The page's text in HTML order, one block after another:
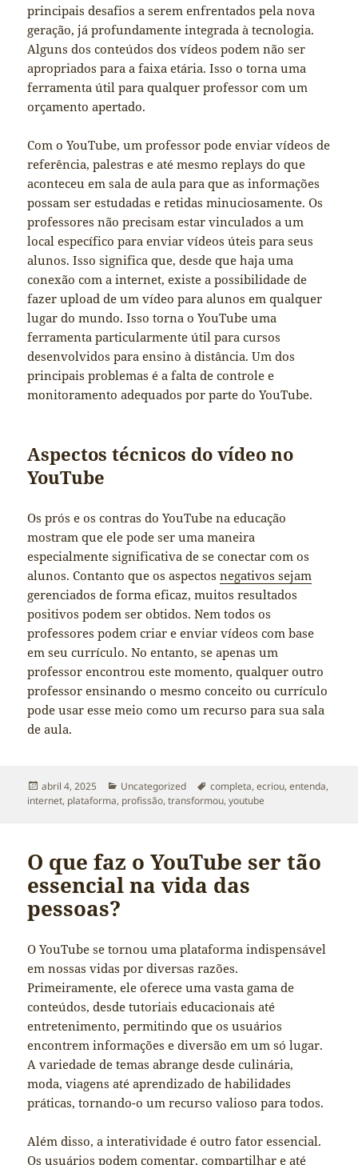
principais desafios a serem enfrentados pela nova
geração, já profundamente integrada à tecnologia.
Alguns dos conteúdos dos vídeos podem não ser
apropriados para a faixa etária. Isso o torna uma
ferramenta útil para qualquer professor com um
orçamento apertado.
Com o YouTube, um professor pode enviar vídeos de
referência, palestras e até mesmo replays do que
aconteceu em sala de aula para que as informações
possam ser estudadas e retidas minuciosamente. Os
professores não precisam estar vinculados a um
local específico para enviar vídeos úteis para seus
alunos. Isso significa que, desde que haja uma
conexão com a internet, existe a possibilidade de
fazer upload de um vídeo para alunos em qualquer
lugar do mundo. Isso torna o YouTube uma
ferramenta particularmente útil para cursos
desenvolvidos para ensino à distância. Um dos
principais problemas é a falta de controle e
monitoramento adequados por parte do YouTube.
Aspectos técnicos do vídeo no
YouTube
Os prós e os contras do YouTube na educação
mostram que ele pode ser uma maneira
especialmente significativa de se conectar com os
alunos. Contanto que os aspectosnegativos sejam
gerenciados de forma eficaz, muitos resultados
positivos podem ser obtidos. Nem todos os
professores podem criar e enviar vídeos com base
em seu currículo. No entanto, se apenas um
professor encontrou este momento, qualquer outro
professor ensinando o mesmo conceito ou currículo
pode usar esse meio como um recurso para sua sala
de aula.
Publicado
em
abril 4, 2025 Categorias
Uncategorized Tags
completa,ecriou,entenda,
internet, plataforma, profissão,transformou,youtube
O que faz o YouTube ser tão
essencial na vida das
pessoas?
O YouTube se tornou uma plataforma indispensável
em nossas vidas por diversas razões.
Primeiramente, ele oferece uma vasta gama de
conteúdos, desde tutoriais educacionais até
entretenimento, permitindo que os usuários
encontrem informações e diversão em um só lugar.
A variedade de temas abrange desde culinária,
moda, viagens até aprendizado de habilidades
práticas, tornando-o um recurso valioso para todos.
Além disso, a interatividade é outro fator essencial.
Os usuários podem comentar, compartilhar e até